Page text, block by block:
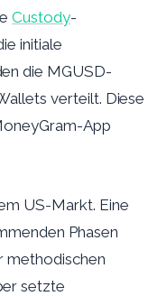
Custody-
initiale
die MGUSD-
verteilt. Diese
App
US-Markt. Eine
Phasen
methodischen
setzte